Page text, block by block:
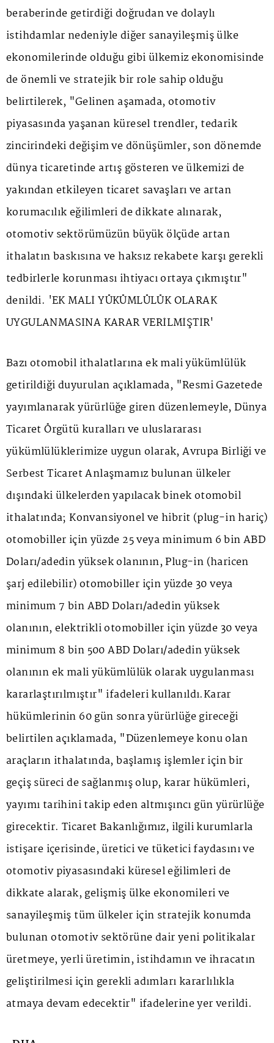
beraberinde getirdiği doğrudan ve dolaylı
istihdamlar nedeniyle diğer sanayileşmiş ülke
ekonomilerinde olduğu gibi ülkemiz ekonomisinde
de önemli ve stratejik bir role sahip olduğu
belirtilerek, "Gelinen aşamada, otomotiv
piyasasında yaşanan küresel trendler, tedarik
zincirindeki değişim ve dönüşümler, son dönemde
dünya ticaretinde artış gösteren ve ülkemizi de
yakından etkileyen ticaret savaşları ve artan
korumacılık eğilimleri de dikkate alınarak,
otomotiv sektörümüzün büyük ölçüde artan
ithalatın baskısına ve haksız rekabete karşı gerekli
tedbirlerle korunması ihtiyacı ortaya çıkmıştır"
denildi. 'EK MALİ YÜKÜMLÜLÜK OLARAK
UYGULANMASINA KARAR VERİLMİŞTİR'
Bazı otomobil ithalatlarına ek mali yükümlülük
getirildiği duyurulan açıklamada, "Resmi Gazetede
yayımlanarak yürürlüğe giren düzenlemeyle, Dünya
Ticaret Örgütü kuralları ve uluslararası
yükümlülüklerimize uygun olarak, Avrupa Birliği ve
Serbest Ticaret Anlaşmamız bulunan ülkeler
dışındaki ülkelerden yapılacak binek otomobil
ithalatında; Konvansiyonel ve hibrit (plug-in hariç)
otomobiller için yüzde 25 veya minimum 6 bin ABD
Doları/adedin yüksek olanının, Plug-in (haricen
şarj edilebilir) otomobiller için yüzde 30 veya
minimum 7 bin ABD Doları/adedin yüksek
olanının, elektrikli otomobiller için yüzde 30 veya
minimum 8 bin 500 ABD Doları/adedin yüksek
olanının ek mali yükümlülük olarak uygulanması
kararlaştırılmıştır" ifadeleri kullanıldı.Karar
hükümlerinin 60 gün sonra yürürlüğe gireceği
belirtilen açıklamada, "Düzenlemeye konu olan
araçların ithalatında, başlamış işlemler için bir
geçiş süreci de sağlanmış olup, karar hükümleri,
yayımı tarihini takip eden altmışıncı gün yürürlüğe
girecektir. Ticaret Bakanlığımız, ilgili kurumlarla
istişare içerisinde, üretici ve tüketici faydasını ve
otomotiv piyasasındaki küresel eğilimleri de
dikkate alarak, gelişmiş ülke ekonomileri ve
sanayileşmiş tüm ülkeler için stratejik konumda
bulunan otomotiv sektörüne dair yeni politikalar
üretmeye, yerli üretimin, istihdamın ve ihracatın
geliştirilmesi için gerekli adımları kararlılıkla
atmaya devam edecektir" ifadelerine yer verildi.